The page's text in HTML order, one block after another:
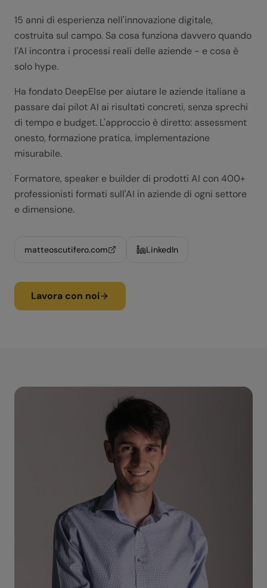
15 anni di esperienza nell'innovazione digitale,
costruita sul campo. Sa cosa funziona davvero quando
l'AI incontra i processi reali delle aziende - e cosa è
solo hype.
Ha fondato DeepElse per aiutare le aziende italiane a
passare dai pilot AI ai risultati concreti, senza sprechi
di tempo e budget. L'approccio è diretto: assessment
onesto, formazione pratica, implementazione
misurabile.
Formatore, speaker e builder di prodotti AI con 400+
professionisti formati sull'AI in aziende di ogni settore
e dimensione.
matteoscutifero.com LinkedIn
Lavora con noi